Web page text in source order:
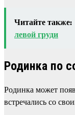
Читайте также:
левой груди
Родинка по
Родинка может
встречались со